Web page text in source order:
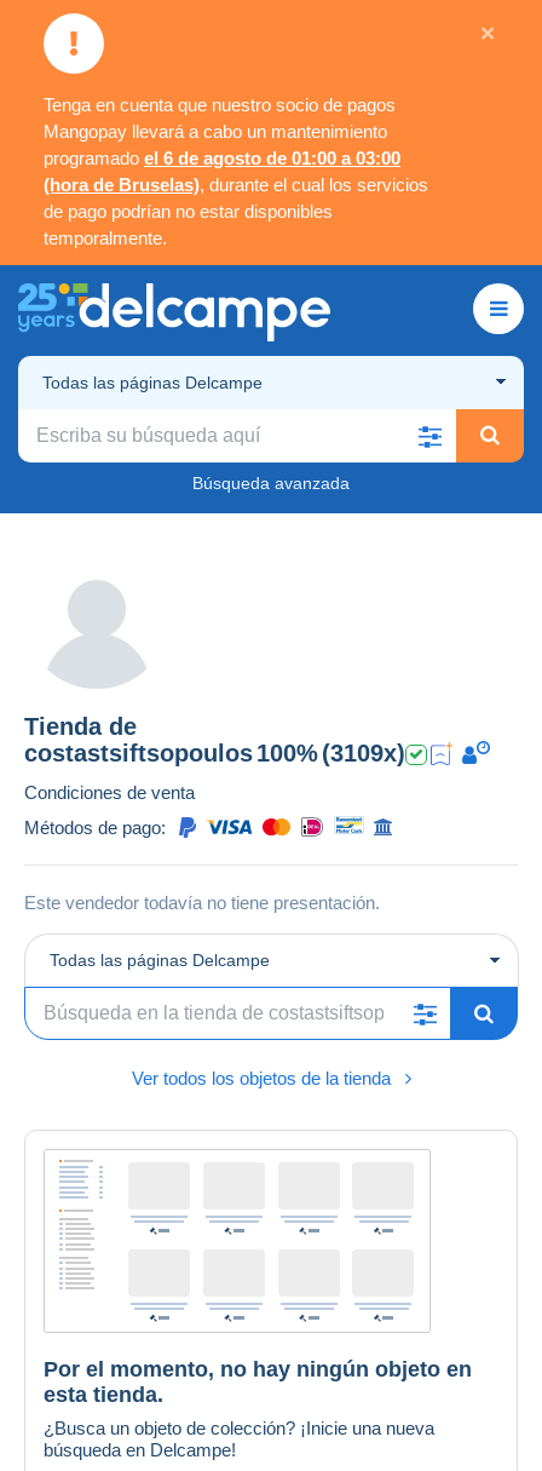
Tenga en cuenta que nuestro socio de pagos
Mangopay llevará a cabo un mantenimiento
programado el 6 de agosto de 01:00 a 03:00
(hora de Bruselas), durante el cual los servicios
de pago podrían no estar disponibles
temporalmente.
×
Todas las páginas Delcampe
Búsqueda avanzada
Tienda de
costastsiftsopoulos100%(3109x)
Condiciones de venta
Métodos de pago:
Este vendedor todavía no tiene presentación.
Todas las páginas Delcampe
Ver todos los objetos de la tienda
Por el momento, no hay ningún objeto en
esta tienda.
¿Busca un objeto de colección? ¡Inicie una nueva
búsqueda en Delcampe!